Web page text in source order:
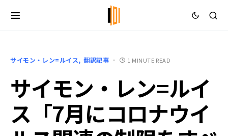
サイモン・レン=ルイス 翻訳記事 1 MINUTE READ
サイモン・レン=ルイ
ス「7月にコロナウイ